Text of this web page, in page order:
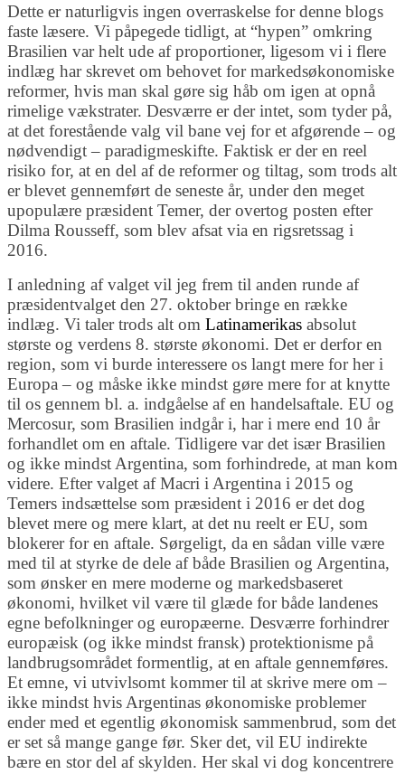
Dette er naturligvis ingen overraskelse for denne blogs
faste læsere. Vi påpegede tidligt, at “hypen” omkring
Brasilien var helt ude af proportioner, ligesom vi i flere
indlæg har skrevet om behovet for markedsøkonomiske
reformer, hvis man skal gøre sig håb om igen at opnå
rimelige vækstrater. Desværre er der intet, som tyder på,
at det forestående valg vil bane vej for et afgørende – og
nødvendigt – paradigmeskifte. Faktisk er der en reel
risiko for, at en del af de reformer og tiltag, som trods alt
er blevet gennemført de seneste år, under den meget
upopulære præsident Temer, der overtog posten efter
Dilma Rousseff, som blev afsat via en rigsretssag i
2016.
I anledning af valget vil jeg frem til anden runde af
præsidentvalget den 27. oktober bringe en række
indlæg. Vi taler trods alt om Latinamerikas absolut
største og verdens 8. største økonomi. Det er derfor en
region, som vi burde interessere os langt mere for her i
Europa – og måske ikke mindst gøre mere for at knytte
til os gennem bl. a. indgåelse af en handelsaftale. EU og
Mercosur, som Brasilien indgår i, har i mere end 10 år
forhandlet om en aftale. Tidligere var det især Brasilien
og ikke mindst Argentina, som forhindrede, at man kom
videre. Efter valget af Macri i Argentina i 2015 og
Temers indsættelse som præsident i 2016 er det dog
blevet mere og mere klart, at det nu reelt er EU, som
blokerer for en aftale. Sørgeligt, da en sådan ville være
med til at styrke de dele af både Brasilien og Argentina,
som ønsker en mere moderne og markedsbaseret
økonomi, hvilket vil være til glæde for både landenes
egne befolkninger og europæerne. Desværre forhindrer
europæisk (og ikke mindst fransk) protektionisme på
landbrugsområdet formentlig, at en aftale gennemføres.
Et emne, vi utvivlsomt kommer til at skrive mere om –
ikke mindst hvis Argentinas økonomiske problemer
ender med et egentlig økonomisk sammenbrud, som det
er set så mange gange før. Sker det, vil EU indirekte
bære en stor del af skylden. Her skal vi dog koncentrere